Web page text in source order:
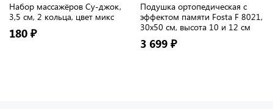
Набор массажёров Су-джок,
3,5 см, 2 кольца, цвет микс
180 ₽
Подушка ортопедическая с
эффектом памяти Fosta F 8021,
30х50 см, высота 10 и 12 см
3 699 ₽